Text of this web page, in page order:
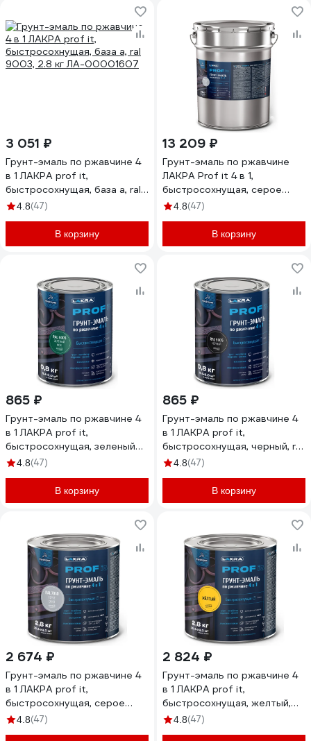
3 051 ₽
Грунт-эмаль по ржавчине 4
в 1 ЛАКРА prof it,
быстросохнущая, база а, ral
9003, 2.8 кг ЛА-00001607
4.8(47)
В корзину
13 209 ₽
Грунт-эмаль по ржавчине
ЛАКРА Prof it 4 в 1,
быстросохнущая, серое
окно, ral 7040, 15 кг 8311398
4.8(47)
В корзину
865 ₽
Грунт-эмаль по ржавчине 4
в 1 ЛАКРА prof it,
быстросохнущая, зеленый
мох, ral 6005, 0.8 кг
4.8(47)
В корзину
865 ₽
Грунт-эмаль по ржавчине 4
в 1 ЛАКРА prof it,
быстросохнущая, черный, ral
9005, 0.8 кг ЛА-00001593
4.8(47)
В корзину
2 674 ₽
Грунт-эмаль по ржавчине 4
в 1 ЛАКРА prof it,
быстросохнущая, серое
окно, ral 7040, 2.8 кг
4.8(47)
2 824 ₽
Грунт-эмаль по ржавчине 4
в 1 ЛАКРА prof it,
быстросохнущая, желтый,
2.8 кг ЛА-00001613
4.8(47)